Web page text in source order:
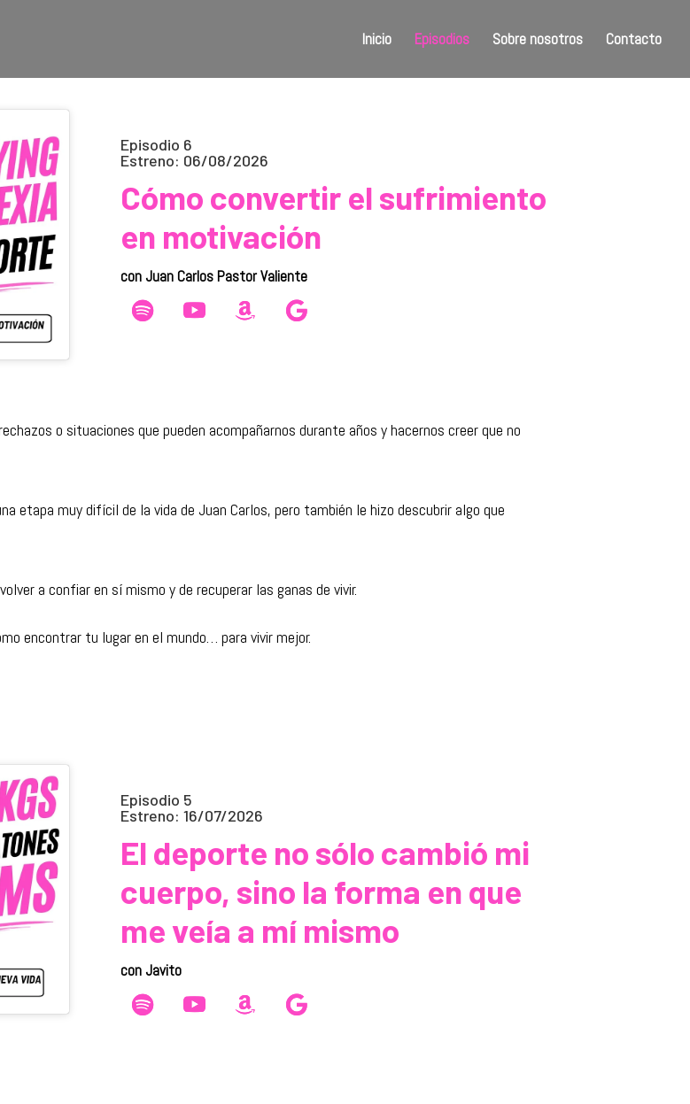
Inicio Episodios Sobre nosotros Contacto
Episodio 6
Estreno: 06/08/2026
Cómo convertir el sufrimiento
en motivación
con Juan Carlos Pastor Valiente
o situaciones que pueden acompañarnos durante años y hacernos creer que no
etapa muy difícil de la vida de Juan Carlos, pero también le hizo descubrir algo que
a confiar en sí mismo y de recuperar las ganas de vivir.
encontrar tu lugar en el mundo… para vivir mejor.
Episodio 5
Estreno: 16/07/2026
El deporte no sólo cambió mi
cuerpo, sino la forma en que
me veía a mí mismo
con Javito